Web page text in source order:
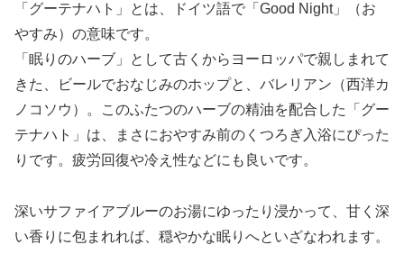
「グーテナハト」とは、ドイツ語で「Good Night」（お
やすみ）の意味です。
「眠りのハーブ」として古くからヨーロッパで親しまれて
きた、ビールでおなじみのホップと、バレリアン（西洋カ
ノコソウ）。このふたつのハーブの精油を配合した「グー
テナハト」は、まさにおやすみ前のくつろぎ入浴にぴった
りです。疲労回復や冷え性などにも良いです。
深いサファイアブルーのお湯にゆったり浸かって、甘く深
い香りに包まれれば、穏やかな眠りへといざなわれます。